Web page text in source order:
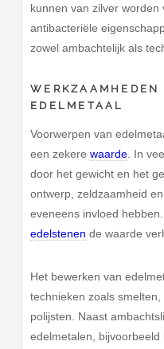
kunnen van zilver
antibacteriële
zowel ambachtelijk als
EDELMETAAL
Voorwerpen van
een zekerewaarde. In
door het gewicht en het
ontwerp, zeldzaamheid
eveneens invloed
edelstenen de waarde
Het bewerken van
technieken zoals
polijsten. Naast
edelmetalen,